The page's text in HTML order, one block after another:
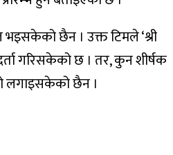
छैन । उक्त टिमले ‘श्री
दर्ता गरिसकेको छ । तर, कुन शीर्षक
लगाइसकेको छैन ।